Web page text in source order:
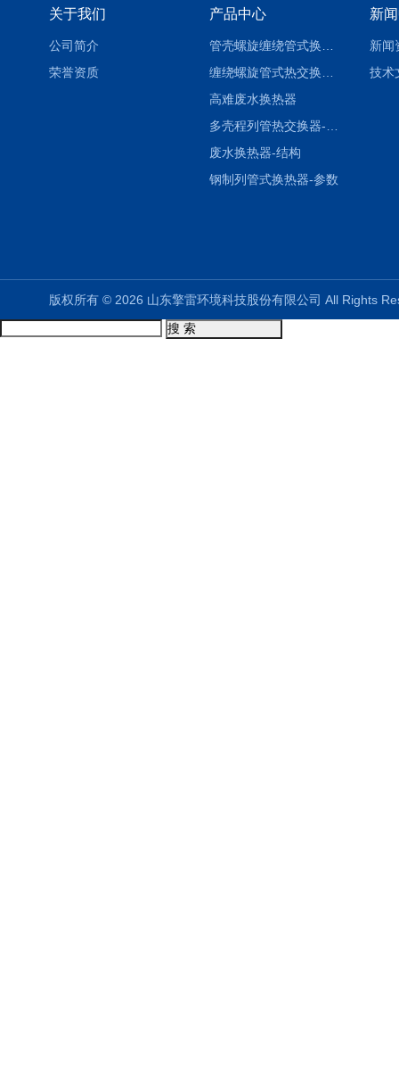
关于我们
公司简介
荣誉资质
产品中心
高难废水换热器
废水换热器-结构
钢制列管式换热器-参数
新
新闻
技术
版权所有 © 2026 山东擎雷环境科技股份有限公司 All